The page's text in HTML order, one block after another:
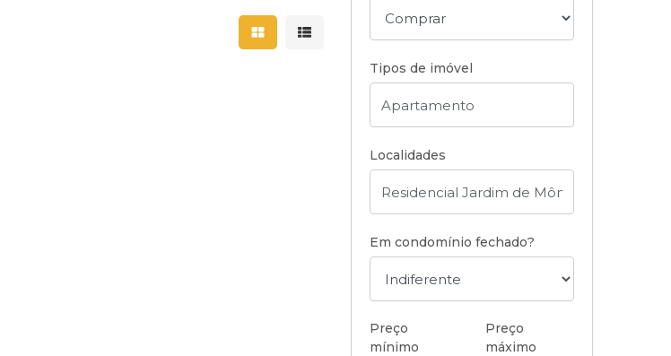
Mostrar resultados em grade
Mostrar resultados em lista
Tipos de imóvel
Localidades
Em condomínio fechado?
Preço
mínimo
Preço
máximo